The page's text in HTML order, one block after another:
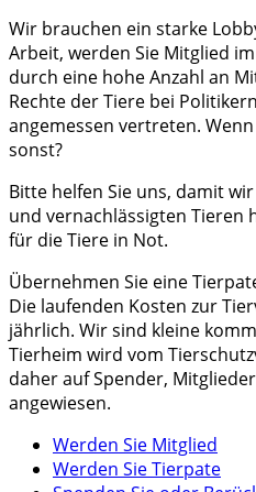
Wir brauchen ein starke
Arbeit, werden Sie Mitglied
durch eine hohe Anzahl an
Rechte der Tiere bei
angemessen vertreten.
sonst?
Bitte helfen Sie uns, damit
und vernachlässigten Tieren
für die Tiere in Not.
Übernehmen Sie eine
Die laufenden Kosten zur
jährlich. Wir sind kleine
Tierheim wird vom
daher auf Spender,
angewiesen.
Werden Sie Mitglied
Werden Sie Tierpate